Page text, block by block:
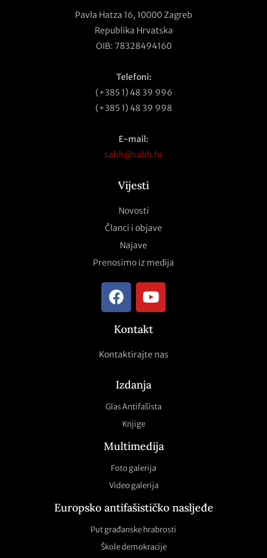
Pavla Hatza 16, 10000 Zagreb
Republika Hrvatska
OIB: 78328494160
Telefoni:
(+385 1) 48 39 996
(+385 1) 48 39 998
E-mail:
sabh@sabh.hr
Vijesti
Novosti
Članci i objave
Najave
Prenosimo iz medija
Kontakt
Kontaktirajte nas
Izdanja
Glas Antifašista
Knjige
Multimedija
Foto galerija
Video galerija
Europsko antifašističko nasljeđe
Put građanske hrabrosti
Škole demokracije